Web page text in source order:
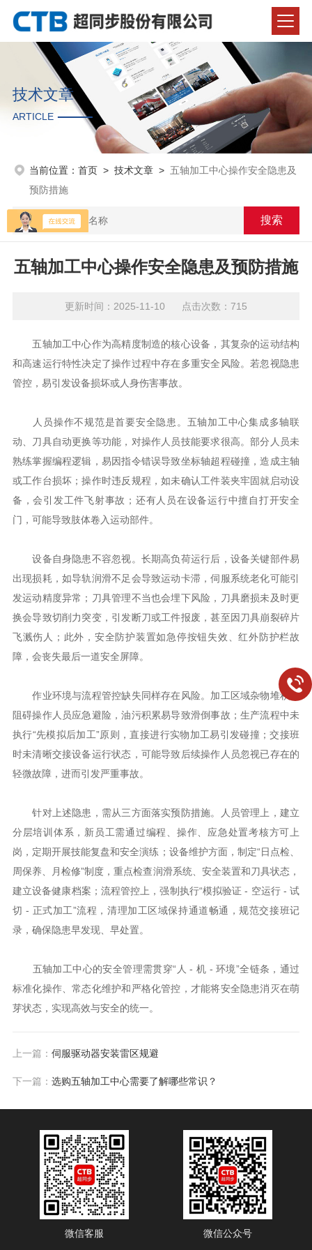
技术文章
ARTICLE
当前位置： 首页> 技术文章> 五轴加工中心操作安全隐患及
预防措施
五轴加工中心操作安全隐患及预防措施
更新时间：2025-11-10 点击次数：715
五轴加工中心作为高精度制造的核心设备，其复杂的运动结构
和高速运行特性决定了操作过程中存在多重安全风险。若忽视隐患
管控，易引发设备损坏或人身伤害事故。
人员操作不规范是首要安全隐患。五轴加工中心集成多轴联
动、刀具自动更换等功能，对操作人员技能要求很高。部分人员未
熟练掌握编程逻辑，易因指令错误导致坐标轴超程碰撞，造成主轴
或工作台损坏；操作时违反规程，如未确认工件装夹牢固就启动设
备，会引发工件飞射事故；还有人员在设备运行中擅自打开安全
门，可能导致肢体卷入运动部件。
设备自身隐患不容忽视。长期高负荷运行后，设备关键部件易
出现损耗，如导轨润滑不足会导致运动卡滞，伺服系统老化可能引
发运动精度异常；刀具管理不当也会埋下风险，刀具磨损未及时更
换会导致切削力突变，引发断刀或工件报废，甚至因刀具崩裂碎片
飞溅伤人；此外，安全防护装置如急停按钮失效、红外防护栏故
障，会丧失最后一道安全屏障。
作业环境与流程管控缺失同样存在风险。加工区域杂物堆积会
阻碍操作人员应急避险，油污积累易导致滑倒事故；生产流程中未
执行“先模拟后加工”原则，直接进行实物加工易引发碰撞；交接班
时未清晰交接设备运行状态，可能导致后续操作人员忽视已存在的
轻微故障，进而引发严重事故。
针对上述隐患，需从三方面落实预防措施。人员管理上，建立
分层培训体系，新员工需通过编程、操作、应急处置考核方可上
岗，定期开展技能复盘和安全演练；设备维护方面，制定“日点检、
周保养、月检修”制度，重点检查润滑系统、安全装置和刀具状态，
建立设备健康档案；流程管控上，强制执行“模拟验证 - 空运行 - 试
切 - 正式加工”流程，清理加工区域保持通道畅通，规范交接班记
录，确保隐患早发现、早处置。
五轴加工中心的安全管理需贯穿“人 - 机 - 环境”全链条，通过
标准化操作、常态化维护和严格化管控，才能将安全隐患消灭在萌
芽状态，实现高效与安全的统一。
上一篇： 伺服驱动器安装雷区规避
下一篇： 选购五轴加工中心需要了解哪些常识？
微信客服 微信公众号